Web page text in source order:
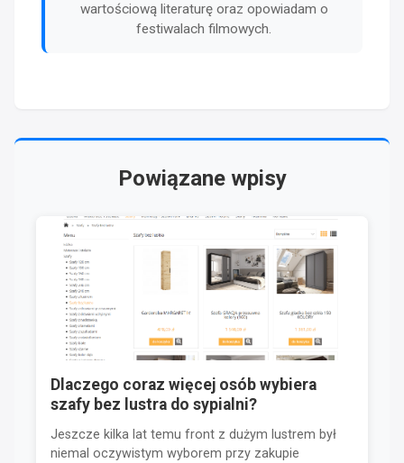
wartościową literaturę oraz opowiadam o
festiwalach filmowych.
Powiązane wpisy
Dlaczego coraz więcej osób wybiera
szafy bez lustra do sypialni?
Jeszcze kilka lat temu front z dużym lustrem był
niemal oczywistym wyborem przy zakupie